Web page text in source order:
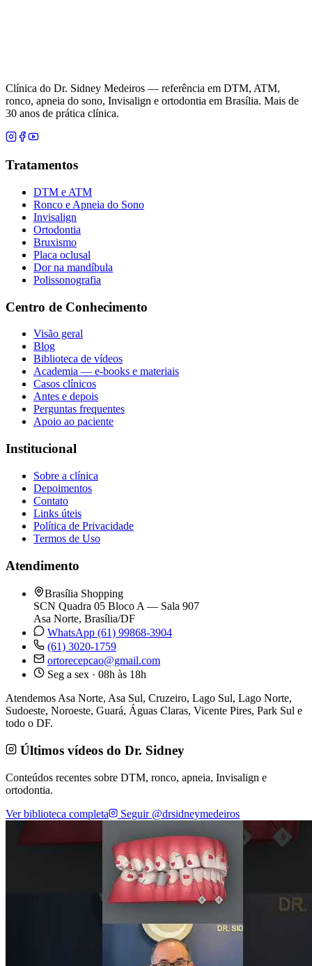
Clínica do Dr. Sidney Medeiros — referência em DTM, ATM,
ronco, apneia do sono, Invisalign e ortodontia em Brasília. Mais de
30 anos de prática clínica.
Tratamentos
DTM e ATM
Ronco e Apneia do Sono
Invisalign
Ortodontia
Bruxismo
Placa oclusal
Dor na mandíbula
Polissonografia
Centro de Conhecimento
Visão geral
Blog
Biblioteca de vídeos
Academia — e-books e materiais
Casos clínicos
Antes e depois
Perguntas frequentes
Apoio ao paciente
Institucional
Sobre a clínica
Depoimentos
Contato
Links úteis
Política de Privacidade
Termos de Uso
Atendimento
Brasília Shopping
SCN Quadra 05 Bloco A — Sala 907
Asa Norte, Brasília/DF
WhatsApp (61) 99868-3904
(61) 3020-1759
ortorecepcao@gmail.com
Seg a sex · 08h às 18h
Atendemos Asa Norte, Asa Sul, Cruzeiro, Lago Sul, Lago Norte,
Sudoeste, Noroeste, Guará, Águas Claras, Vicente Pires, Park Sul e
todo o DF.
Últimos vídeos do Dr. Sidney
Conteúdos recentes sobre DTM, ronco, apneia, Invisalign e
ortodontia.
Ver biblioteca completa
Seguir @drsidneymedeiros